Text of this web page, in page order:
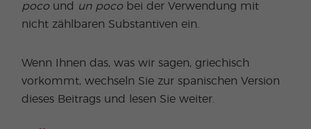
poco und un poco bei der Verwendung mit
nicht zählbaren Substantiven ein.
Wenn Ihnen das, was wir sagen, griechisch
vorkommt, wechseln Sie zur spanischen Version
dieses Beitrags und lesen Sie weiter.